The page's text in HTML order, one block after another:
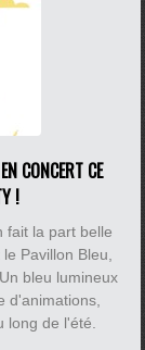
CONCERT CE
!
fait la part belle
Pavillon Bleu,
bleu lumineux
d'animations,
long de l'été.